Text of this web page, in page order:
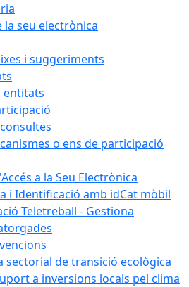
seu electrònica
i suggeriments
entitats
o ens de participació
a la Seu Electrònica
i Identificació amb idCat mòbil
Teletreball - Gestiona
sectorial de transició ecològica
a inversions locals pel clima